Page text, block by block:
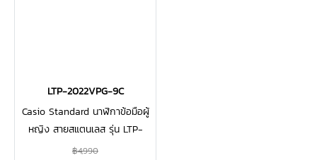
LTP-2022VPG-9C
Casio Standard นาฬิกาข้อมือผู้
หญิง สายสแตนเลส รุ่น LTP-
2022VPG-9C สีโรสโกลด์
฿4,990